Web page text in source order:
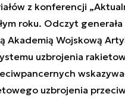
z konferencji
roku. Odczyt
Akademią Wojskową
uzbrojenia
uzbrojenia